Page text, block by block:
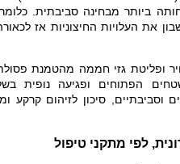
ביותר מבחינה סביבתית.
את העלויות החיצוניות אז
ופליטת גזי חממה מהטמנת
הפתוחים ופגיעה נופית
סיכון לזיהום קרקע
לפי מתקני טיפול